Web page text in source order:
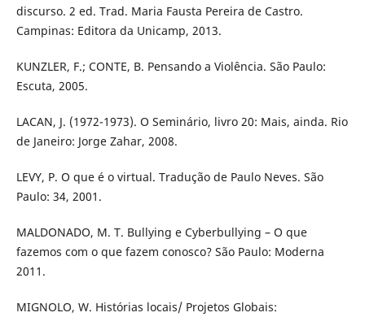
discurso. 2 ed. Trad. Maria Fausta Pereira de Castro.
Campinas: Editora da Unicamp, 2013.
KUNZLER, F.; CONTE, B. Pensando a Violência. São Paulo:
Escuta, 2005.
LACAN, J. (1972-1973). O Seminário, livro 20: Mais, ainda. Rio
de Janeiro: Jorge Zahar, 2008.
LEVY, P. O que é o virtual. Tradução de Paulo Neves. São
Paulo: 34, 2001.
MALDONADO, M. T. Bullying e Cyberbullying – O que
fazemos com o que fazem conosco? São Paulo: Moderna
2011.
MIGNOLO, W. Histórias locais/ Projetos Globais: